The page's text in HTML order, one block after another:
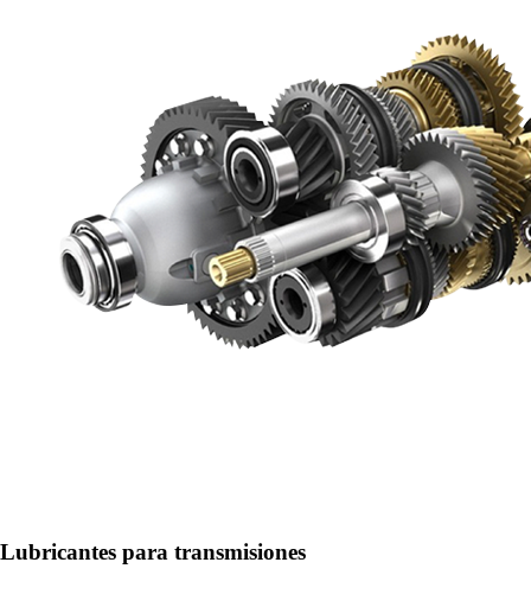
Lubricantes para transmisiones